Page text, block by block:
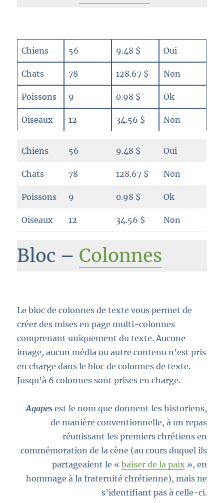
Chiens 56 9.48 $ Oui
Chats 78 128.67 $ Non
Poissons 9 0.98 $ Ok
Oiseaux 12 34.56 $ Non
Chiens 56 9.48 $ Oui
Chats 78 128.67 $ Non
Poissons 9 0.98 $ Ok
Oiseaux 12 34.56 $ Non
Bloc – Colonnes
Le bloc de colonnes de texte vous permet de
créer des mises en page multi-colonnes
comprenant uniquement du texte. Aucune
image, aucun média ou autre contenu n’est pris
en charge dans le bloc de colonnes de texte.
Jusqu’à 6 colonnes sont prises en charge.
Agapesest le nom que donnent les historiens,
de manière conventionnelle, à un repas
réunissant les premiers chrétiens en
commémoration de la cène (au cours duquel ils
partageaient le « baiser de la paix», en
hommage à la fraternité chrétienne), mais ne
s’identifiant pas à celle-ci.